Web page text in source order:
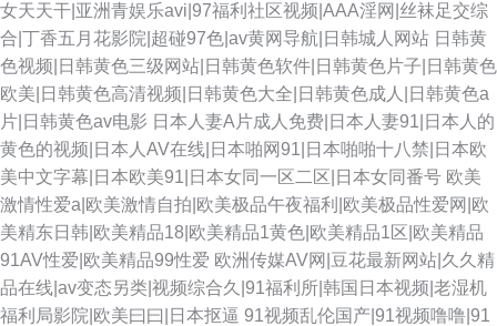
女天天干|亚洲青娱乐avi|97福利社区视频|AAA淫网|丝袜足交综
合|丁香五月花影院|超碰97色|av黄网导航|日韩城人网站 日韩黄
色视频|日韩黄色三级网站|日韩黄色软件|日韩黄色片子|日韩黄色
欧美|日韩黄色高清视频|日韩黄色大全|日韩黄色成人|日韩黄色a
片|日韩黄色av电影 日本人妻A片成人免费|日本人妻91|日本人的
黄色的视频|日本人AV在线|日本啪网91|日本啪啪十八禁|日本欧
美中文字幕|日本欧美91|日本女同一区二区|日本女同番号 欧美
激情性爱a|欧美激情自拍|欧美极品午夜福利|欧美极品性爱网|欧
美精东日韩|欧美精品18|欧美精品1黄色|欧美精品1区|欧美精品
91AV性爱|欧美精品99性爱 欧洲传媒AV网|豆花最新网站|久久精
品在线|av变态另类|视频综合久|91福利所|韩国日本视频|老湿机
福利局影院|欧美曰曰|日本抠逼 91视频乱伦国产|91视频噜噜|91